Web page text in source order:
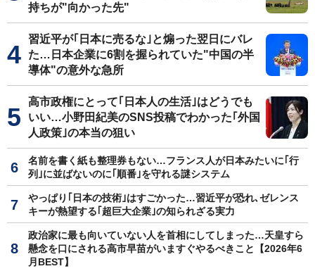
持ちが"向かった先"
習近平が｢日本に売るな｣と煽った翌日にバレ
た…日本企業に6割を握られていた"中国の半
導体"の意外な急所
高市政権にとって｢日本人の生活｣はどうでも
いい…小野田紀美のSNS投稿でわかった｢外国
人政策｣の本当の狙い
名前を書く紙も整理券もない…フランス人が日本みたいに｢行
列｣に並ばないのに｢順番｣を守れる謎システム
やっぱり｢日本の技術｣はすごかった…習近平が恐れ､ゼレンス
キーが熱望する｢超巨大企業｣の知られざる実力
政治家に最も向いていない人を首相にしてしまった…天皇すら
懸念を口にされる高市早苗がいますぐやるべきこと【2026年6
月BEST】